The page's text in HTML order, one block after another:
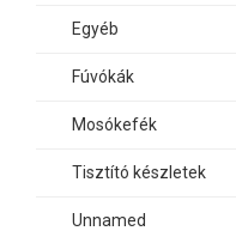
Egyéb
Fúvókák
Mosókefék
Tisztító készletek
Unnamed